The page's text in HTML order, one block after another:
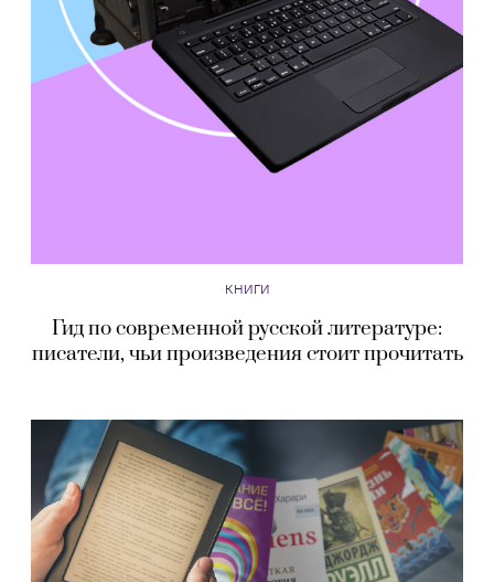
КНИГИ
Гид по современной русской литературе:
писатели, чьи произведения стоит прочитать